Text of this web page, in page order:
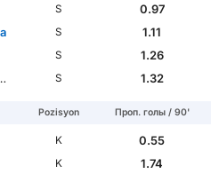
S
0.97
S
1.11
S
1.26
S 1.32
Pozisyon Проп. голы / 90'
K
0.55
K 1.74